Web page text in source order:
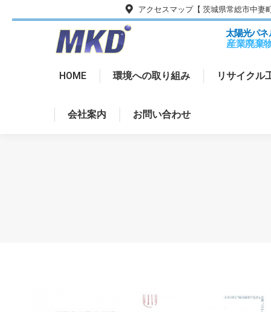
アクセスマップ【 茨城県常総市中妻
太陽光パ
産業廃棄
HOME 環境への取り組み リサイクル
会社案内 お問い合わせ
HOME 環境への取り組み リサ